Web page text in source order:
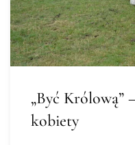
„Być Królową”
kobiety